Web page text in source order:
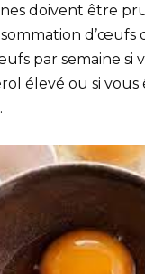
doivent être
d’œufs
par semaine si
élevé ou si vous